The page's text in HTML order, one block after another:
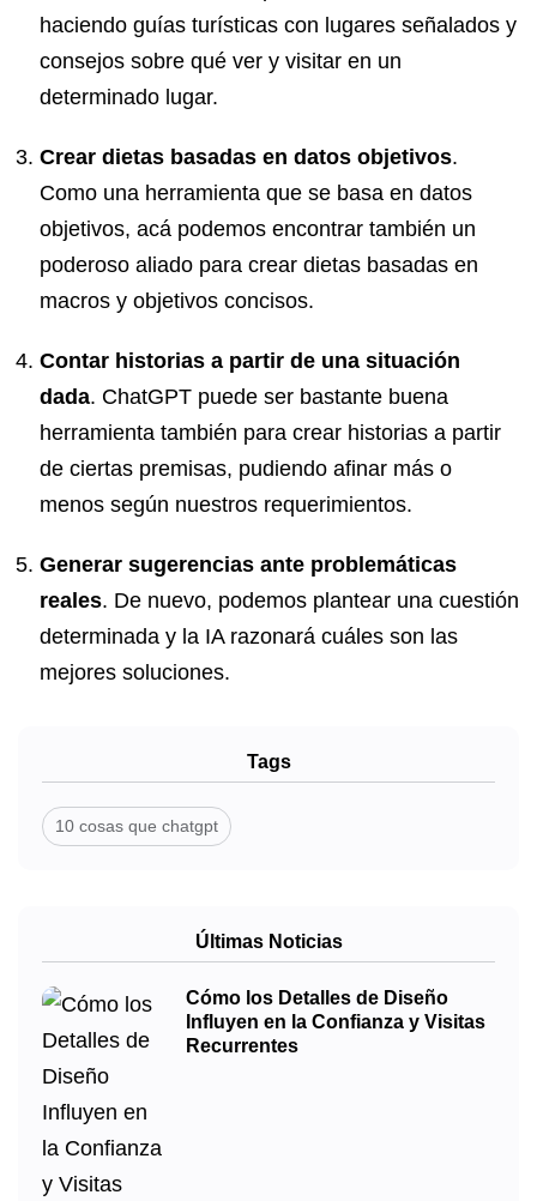
haciendo guías turísticas con lugares señalados y
consejos sobre qué ver y visitar en un
determinado lugar.
Crear dietas basadas en datos objetivos.
Como una herramienta que se basa en datos
objetivos, acá podemos encontrar también un
poderoso aliado para crear dietas basadas en
macros y objetivos concisos.
Contar historias a partir de una situación
dada. ChatGPT puede ser bastante buena
herramienta también para crear historias a partir
de ciertas premisas, pudiendo afinar más o
menos según nuestros requerimientos.
Generar sugerencias ante problemáticas
reales. De nuevo, podemos plantear una cuestión
determinada y la IA razonará cuáles son las
mejores soluciones.
Tags
10 cosas que chatgpt
Últimas Noticias
Cómo los Detalles de Diseño
Influyen en la Confianza y Visitas
Recurrentes